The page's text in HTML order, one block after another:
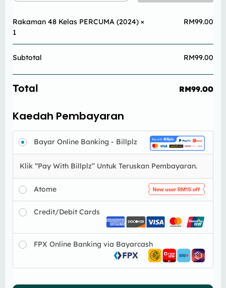
Rakaman 48 Kelas PERCUMA (2024) ×
1
RM99.00
Subtotal RM99.00
Total RM99.00
Kaedah Pembayaran
Bayar Online Banking - Billplz
Klik “Pay With Billplz” Untuk Teruskan Pembayaran.
Atome
Credit/Debit Cards
FPX Online Banking via Bayarcash